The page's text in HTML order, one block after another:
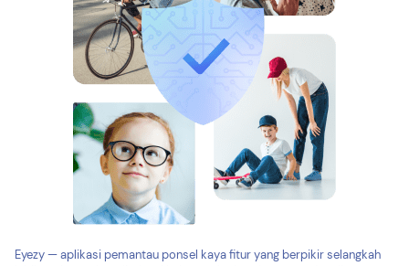
Eyezy — aplikasi pemantau ponsel kaya fitur yang berpikir selangkah